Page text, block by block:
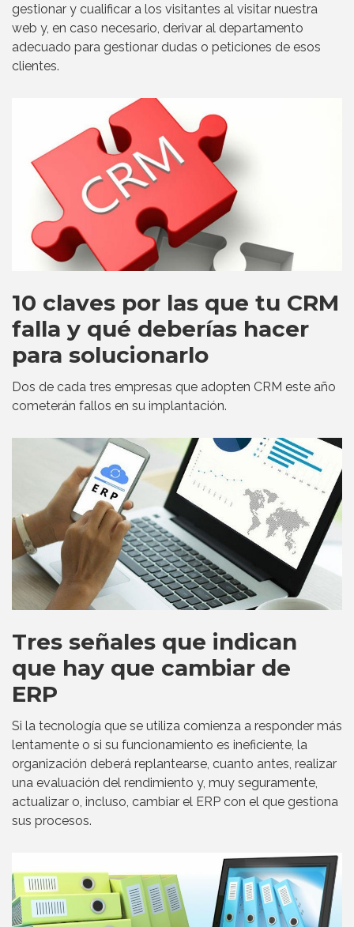
gestionar y cualificar a los visitantes al visitar nuestra
web y, en caso necesario, derivar al departamento
adecuado para gestionar dudas o peticiones de esos
clientes.
10 claves por las que tu CRM
falla y qué deberías hacer
para solucionarlo
Dos de cada tres empresas que adopten CRM este año
cometerán fallos en su implantación.
Tres señales que indican
que hay que cambiar de
ERP
Si la tecnología que se utiliza comienza a responder más
lentamente o si su funcionamiento es ineficiente, la
organización deberá replantearse, cuanto antes, realizar
una evaluación del rendimiento y, muy seguramente,
actualizar o, incluso, cambiar el ERP con el que gestiona
sus procesos.